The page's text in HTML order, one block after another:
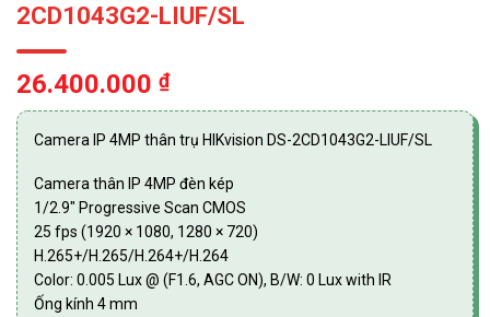
2CD1043G2-LIUF/SL
26.400.000 ₫
Camera IP 4MP thân trụ HIKvision DS-2CD1043G2-LIUF/SL
Camera thân IP 4MP đèn kép
1/2.9″ Progressive Scan CMOS
25 fps (1920 × 1080, 1280 × 720)
H.265+/H.265/H.264+/H.264
Color: 0.005 Lux @ (F1.6, AGC ON), B/W: 0 Lux with IR
Ống kính 4 mm